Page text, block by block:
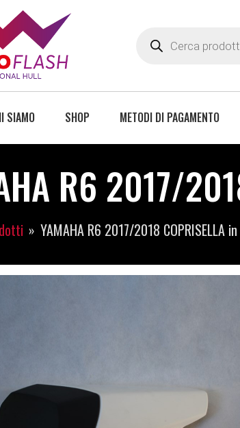
SIAMO SHOP METODI DI PAGAMENTO
R6 2017/
YAMAHA R6 2017/2018 COPRISELLA